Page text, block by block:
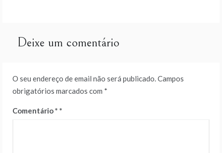
artigos
Deixe um comentário
O seu endereço de email não será publicado.Campos
obrigatórios marcados com *
Comentário*